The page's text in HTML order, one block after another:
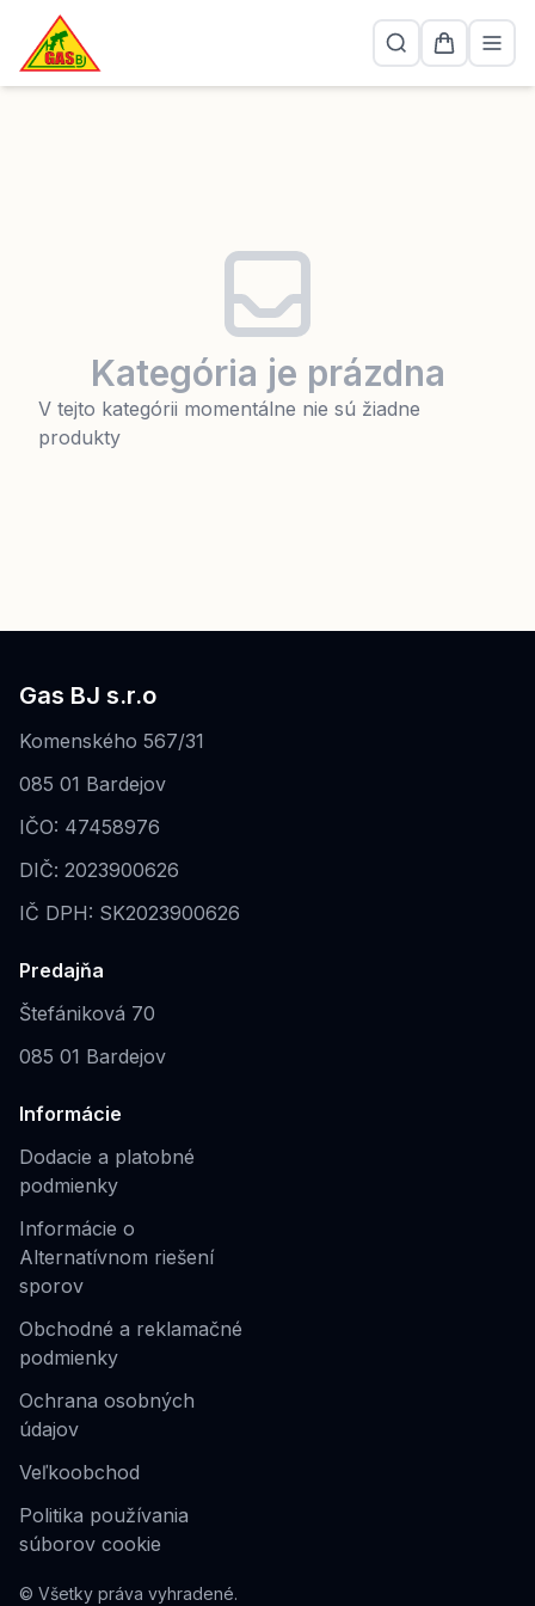
Kategória je prázdna
V tejto kategórii momentálne nie sú žiadne
produkty
Gas BJ s.r.o
Komenského 567/31
085 01 Bardejov
IČO: 47458976
DIČ: 2023900626
IČ DPH: SK2023900626
Predajňa
Štefániková 70
085 01 Bardejov
Informácie
Dodacie a platobné
podmienky
Informácie o
Alternatívnom riešení
sporov
Obchodné a reklamačné
podmienky
Ochrana osobných
údajov
Veľkoobchod
Politika používania
súborov cookie
© Všetky práva vyhradené.